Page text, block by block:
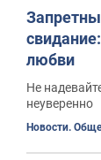
любви
Не
неуверенно
Новости.